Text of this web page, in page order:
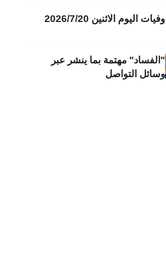
وفيات اليوم الاثنين 2026/7/20
"الفساد" مهتمة بما ينشر عبر
وسائل التواصل